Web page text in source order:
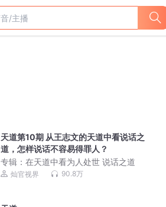
天道第10期 从王志文的天道中看说话之
道，怎样说话不容易得罪人？
专辑：在天道中看为人处世 说话之道
灿官视界 90.8万